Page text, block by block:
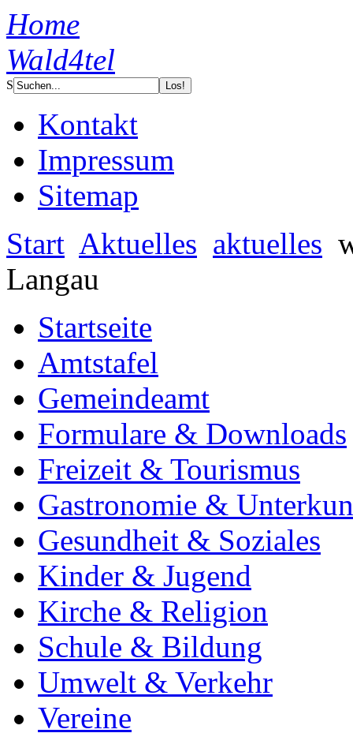
Home
Wald4tel
S
Kontakt
Impressum
Sitemap
Start Aktuelles aktuelles
Langau
Startseite
Amtstafel
Gemeindeamt
Formulare & Downloads
Freizeit & Tourismus
Gastronomie &
Gesundheit & Soziales
Kinder & Jugend
Kirche & Religion
Schule & Bildung
Umwelt & Verkehr
Vereine